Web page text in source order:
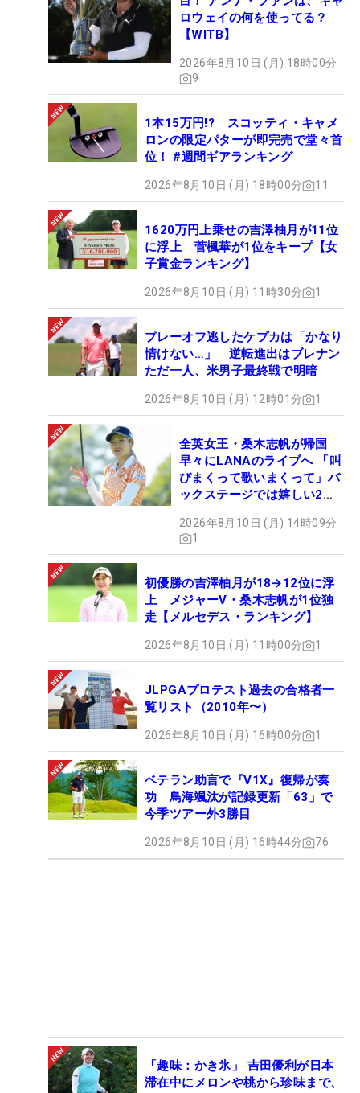
ロウェイの何を使ってる？
【WITB】
2026年8月10日 (月) 18時00分
9
1本15万円!? スコッティ・キャメ
ロンの限定パターが即完売で堂々首
位！ #週間ギアランキング
2026年8月10日 (月) 18時00分 11
1620万円上乗せの吉澤柚月が11位
に浮上 菅楓華が1位をキープ【女
子賞金ランキング】
2026年8月10日 (月) 11時30分 1
プレーオフ逃したケプカは「かなり
情けない…」 逆転進出はブレナン
ただ一人、米男子最終戦で明暗
2026年8月10日 (月) 12時01分 1
全英女王・桑木志帆が帰国
早々にLANAのライブへ 「叫
びまくって歌いまくって」バ
ックステージでは嬉しい2シ
2026年8月10日 (月) 14時09分
1
初優勝の吉澤柚月が18→12位に浮
上 メジャーV・桑木志帆が1位独
走【メルセデス・ランキング】
2026年8月10日 (月) 11時00分 1
JLPGAプロテスト過去の合格者一
覧リスト（2010年〜）
2026年8月10日 (月) 16時00分 1
ベテラン助言で『V1X』復帰が奏
功 鳥海颯汰が記録更新「63」で
今季ツアー外3勝目
2026年8月10日 (月) 16時44分 76
「趣味：かき氷」 吉田優利が日本
滞在中にメロンや桃から珍味まで、